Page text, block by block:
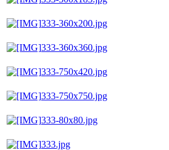
333-360x200.jpg
333-360x360.jpg
333-750x420.jpg
333-750x750.jpg
333-80x80.jpg
333.jpg